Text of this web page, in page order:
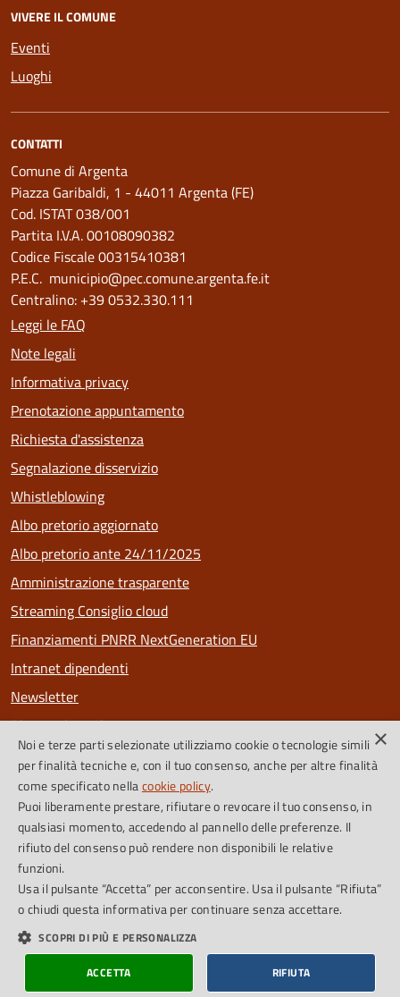
VIVERE IL COMUNE
Eventi
Luoghi
CONTATTI
Comune di Argenta
Piazza Garibaldi, 1 - 44011 Argenta (FE)
Cod. ISTAT 038/001
Partita I.V.A. 00108090382
Codice Fiscale 00315410381
P.E.C. municipio@pec.comune.argenta.fe.it
Centralino: +39 0532.330.111
Leggi le FAQ
Note legali
Informativa privacy
Prenotazione appuntamento
Richiesta d'assistenza
Segnalazione disservizio
Whistleblowing
Albo pretorio aggiornato
Albo pretorio ante 24/11/2025
Amministrazione trasparente
Streaming Consiglio cloud
Finanziamenti PNRR NextGeneration EU
Intranet dipendenti
Newsletter
Riconoscimenti
PagoPa
SEGUICI SU
FacebookInstagramFeed RSS
Cookie Policy
Credits
Dichiarazione di accessibilità
Obiettivi accessibilità
×
Noi e terze parti selezionate utilizziamo cookie o tecnologie simili
per finalità tecniche e, con il tuo consenso, anche per altre finalità
come specificato nellacookie policy.
Puoi liberamente prestare, rifiutare o revocare il tuo consenso, in
qualsiasi momento, accedendo al pannello delle preferenze. Il
rifiuto del consenso può rendere non disponibili le relative
funzioni.
Usa il pulsante “Accetta” per acconsentire. Usa il pulsante “Rifiuta”
o chiudi questa informativa per continuare senza accettare.
SCOPRI DI PIÙ E PERSONALIZZA
ACCETTA RIFIUTA